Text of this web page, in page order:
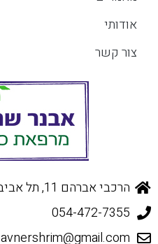
אודותי
צור קשר
הרכבי אברהם 11, תל אביב
054-472-7355
avnershrim@gmail.com